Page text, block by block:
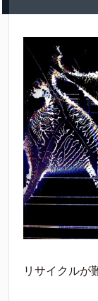
リサイクルが